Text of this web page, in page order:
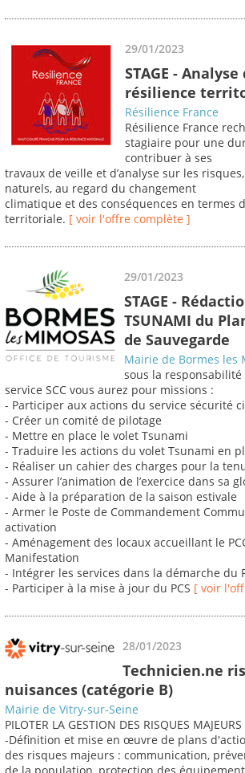
29/01/2023
STAGE -
résilience
Résilience France
Résilience France
stagiaire pour une
contribuer à ses
travaux de veille et d’analyse sur les
naturels, au regard du changement
climatique et des conséquences en termes
territoriale. [ voir l'offre complète ]
29/01/2023
STAGE -
TSUNAMI du
de Sauvegarde
Mairie de Bormes les
sous la
service SCC vous aurez pour missions :
- Participer aux actions du service sécurité
- Créer un comité de pilotage
- Mettre en place le volet Tsunami
- Traduire les actions du volet Tsunami en
- Réaliser un cahier des charges pour la
- Assurer l’animation de l’exercice dans sa
- Aide à la préparation de la saison estivale
- Armer le Poste de Commandement
activation
- Aménagement des locaux accueillant le
Manifestation
- Intégrer les services dans la démarche du
- Participer à la mise à jour du PCS [ voir
28/01/2023
Technicien.ne
nuisances (catégorie B)
Mairie de Vitry-sur-Seine
PILOTER LA GESTION DES RISQUES MAJEURS
-Définition et mise en œuvre de plans
des risques majeurs : communication,